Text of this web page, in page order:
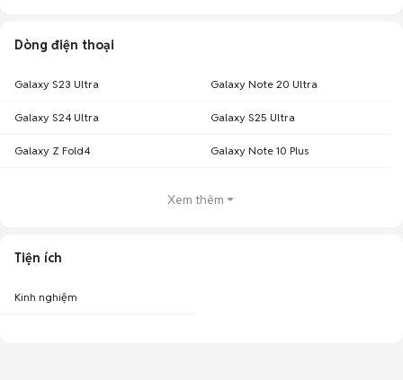
Dòng điện thoại
Galaxy S23 Ultra Galaxy Note 20 Ultra
Galaxy S24 Ultra Galaxy S25 Ultra
Galaxy Z Fold4 Galaxy Note 10 Plus
Xem thêm
Tiện ích
Kinh nghiệm